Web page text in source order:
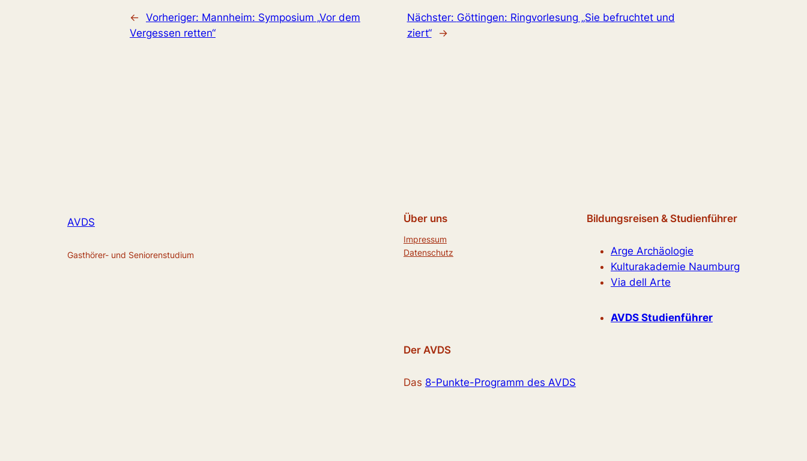
← Vorheriger: Mannheim: Symposium „Vor dem
Vergessen retten“
Nächster: Göttingen: Ringvorlesung „Sie befruchtet und
ziert“
→
AVDS
Gasthörer- und Seniorenstudium
Über uns
Impressum
Datenschutz
Bildungsreisen & Studienführer
Arge Archäologie
Kulturakademie Naumburg
Via dell Arte
AVDS Studienführer
Der AVDS
Das 8-Punkte-Programm des AVDS